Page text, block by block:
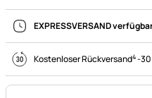
EXPRESSVERSAND
Kostenloser Rückversand4-